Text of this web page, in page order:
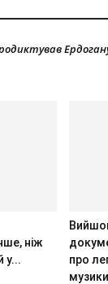
ніж
у...
про